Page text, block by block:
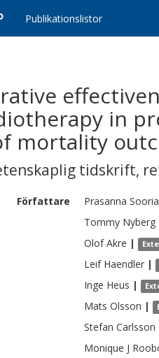
Publikationslistor
in
mortality
tidskrift,
Författare Prasanna
Tommy Nyberg
Olof Akre |
Leif Haendler |
Inge Heus |
Mats Olsson |
Stefan Carlsson
Monique J